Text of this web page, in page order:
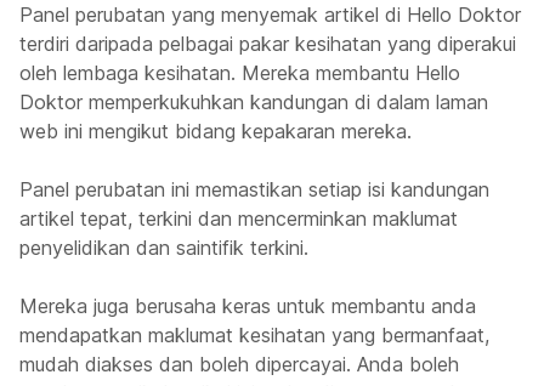
Panel perubatan yang menyemak artikel di Hello Doktor
terdiri daripada pelbagai pakar kesihatan yang diperakui
oleh lembaga kesihatan. Mereka membantu Hello
Doktor memperkukuhkan kandungan di dalam laman
web ini mengikut bidang kepakaran mereka.
Panel perubatan ini memastikan setiap isi kandungan
artikel tepat, terkini dan mencerminkan maklumat
penyelidikan dan saintifik terkini.
Mereka juga berusaha keras untuk membantu anda
mendapatkan maklumat kesihatan yang bermanfaat,
mudah diakses dan boleh dipercayai. Anda boleh